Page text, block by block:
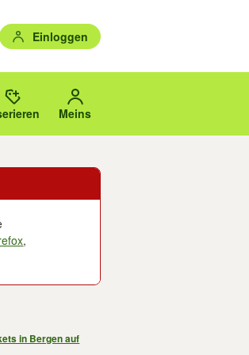
Einloggen
auswählen.
mit den Pfeiltasten nach oben/
PLZ. Meins
,
in Bergen auf